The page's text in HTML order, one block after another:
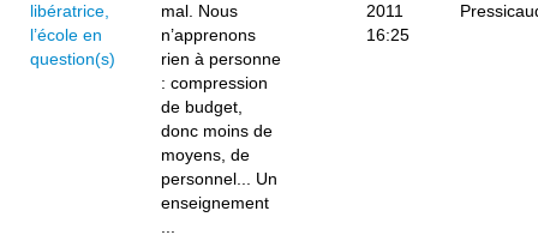
libératrice,
l’école en
question(s)
mal. Nous
n’apprenons
rien à personne
: compression
de budget,
donc moins de
moyens, de
personnel... Un
enseignement
2011
16:25